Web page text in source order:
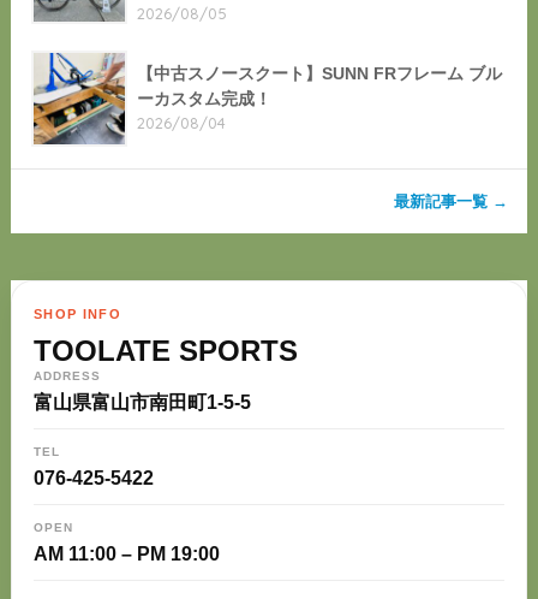
2026/08/05
【中古スノースクート】SUNN FRフレーム ブル
ーカスタム完成！
2026/08/04
最新記事一覧 →
SHOP INFO
TOOLATE SPORTS
ADDRESS
富山県富山市南田町1-5-5
TEL
076-425-5422
OPEN
AM 11:00 – PM 19:00